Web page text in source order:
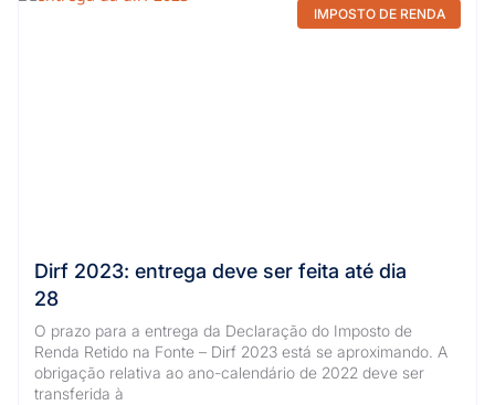
IMPOSTO DE RENDA
Dirf 2023: entrega deve ser feita até dia
28
O prazo para a entrega da Declaração do Imposto de
Renda Retido na Fonte – Dirf 2023 está se aproximando. A
obrigação relativa ao ano-calendário de 2022 deve ser
transferida à